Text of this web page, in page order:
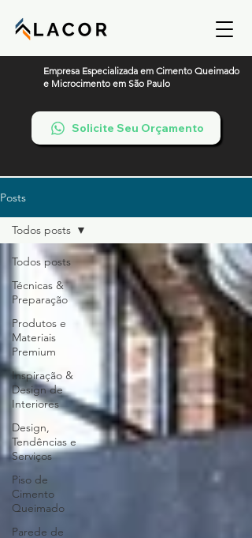
Empresa Especializada em Cimento Queimado
e Microcimento em São Paulo
Solicite Seu Orçamento
Posts
Todos posts
Técnicas &
Preparação
Produtos e
Materiais
Premium
Inspiração &
Design de
Interiores
Design,
Tendências e
Serviços
Piso de
Cimento
Queimado
Parede de
Todos posts